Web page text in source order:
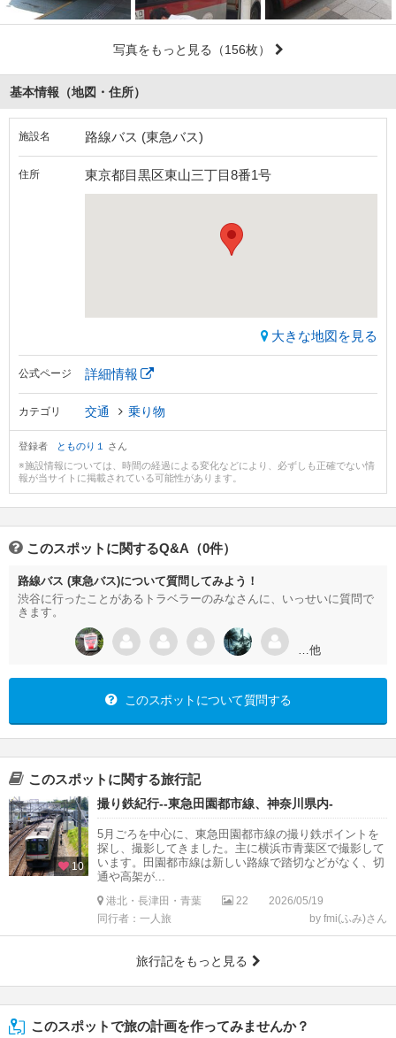
写真をもっと見る （156枚）
基本情報（地図・住所）
施設名 路線バス (東急バス)
住所 東京都目黒区東山三丁目8番1号
大きな地図を見る
公式ページ 詳細情報
カテゴリ 交通 乗り物
登録者 とものり１ さん
※施設情報については、時間の経過による変化などにより、必ずしも正確でない情
報が当サイトに掲載されている可能性があります。
このスポットに関するQ&A（0件）
路線バス (東急バス)について質問してみよう！
渋谷に行ったことがあるトラベラーのみなさんに、いっせいに質問で
きます。
…他
このスポットについて質問する
このスポットに関する旅行記
10
撮り鉄紀行--東急田園都市線、神奈川県内-
5月ごろを中心に、東急田園都市線の撮り鉄ポイントを
探し、撮影してきました。主に横浜市青葉区で撮影して
います。田園都市線は新しい路線で踏切などがなく、切
通や高架が...
港北・長津田・青葉 22
2026/05/19
同行者：一人旅
by fmi(ふみ)さん
旅行記をもっと見る
このスポットで旅の計画を作ってみませんか？